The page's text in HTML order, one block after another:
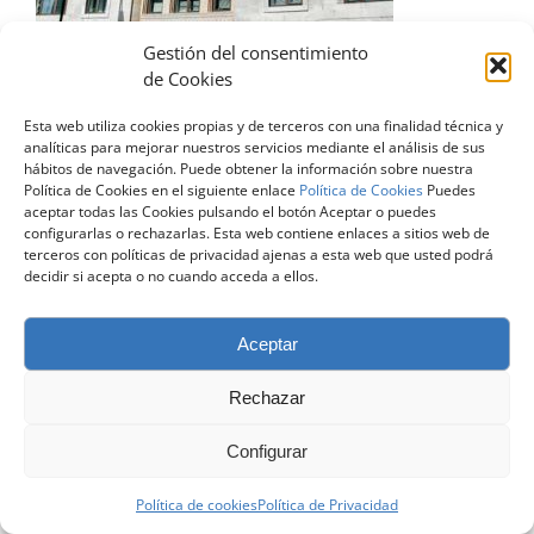
Gestión del consentimiento
de Cookies
Esta web utiliza cookies propias y de terceros con una finalidad técnica y
analíticas para mejorar nuestros servicios mediante el análisis de sus
hábitos de navegación. Puede obtener la información sobre nuestra
Política de Cookies en el siguiente enlace Política de Cookies Puedes
aceptar todas las Cookies pulsando el botón Aceptar o puedes
configurarlas o rechazarlas. Esta web contiene enlaces a sitios web de
terceros con políticas de privacidad ajenas a esta web que usted podrá
decidir si acepta o no cuando acceda a ellos.
Aceptar
Rechazar
Configurar
Política de cookiesPolítica de Privacidad
© Copyright 2024 | Todos los Derechos Reservados |Diseño
Web Zaragoza | contacto@atreveteconelingles.com |
Aviso Legal
|
Política de Privacidad | Política de Cookies
Facebook
X LinkedInInstagram